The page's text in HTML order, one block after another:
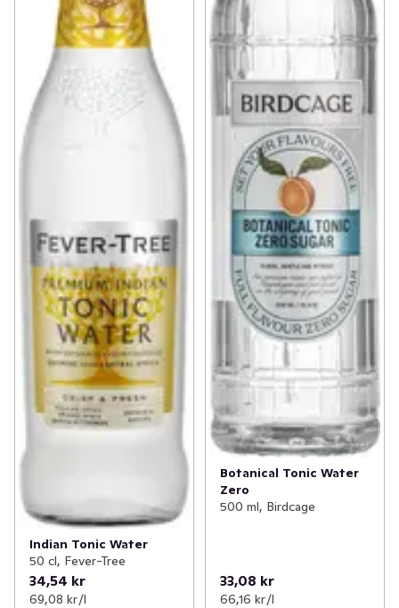
Indian Tonic Water
50 cl, Fever-Tree
34,54 kr
69,08 kr /l
Botanical Tonic Water
Zero
500 ml, Birdcage
33,08 kr
66,16 kr /l